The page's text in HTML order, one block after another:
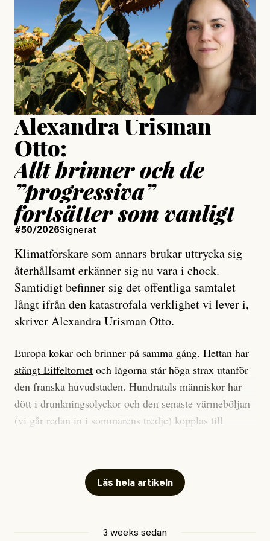
Publicerad24 July, 2026
Jesper Lundby
Publicerad15 July, 2026
Uppdaterad15 July, 2026
Alexandra Urisman
Otto:
Allt brinner och de
”progressiva”
fortsätter som vanligt
#50/2026Signerat
Klimatforskare som annars brukar uttrycka sig
återhållsamt erkänner sig nu vara i chock.
Samtidigt befinner sig det offentliga samtalet
långt ifrån den katastrofala verklighet vi lever i,
skriver Alexandra Urisman Otto.
Europa kokar och brinner på samma gång. Hettan har
stängt Eiffeltornet och lågorna står höga strax utanför
den franska huvudstaden. Hundratals människor har
dött i drunkningsolyckor och den senaste värmeböljan
(vi går redan in i sommarens tredje) kopplas till
Har du också panik i hettan? Känns det som en
mardröm? Bra, allt annat vore fullständigt orimligt.
att han brukar vara ganska återhållsam när han
Läs hela artikeln
3 weeks sedan